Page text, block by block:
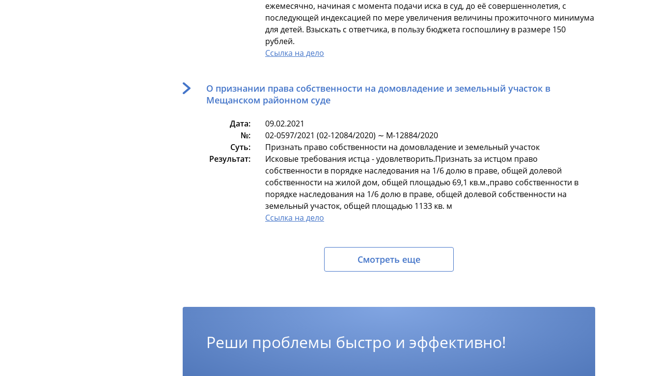
ежемесячно, начиная с момента подачи иска в суд, до её совершеннолетия, с
последующей индексацией по мере увеличения величины прожиточного минимума
для детей. Взыскать с ответчика, в пользу бюджета госпошлину в размере 150
рублей.
Ссылка на дело
О признании права собственности на домовладение и земельный участок в
Мещанском районном суде
Дата:
09.02.2021
№:
02-0597/2021 (02-12084/2020) ∼ М-12884/2020
Суть:
Признать право собственности на домовладение и земельный участок
Результат:
Исковые требования истца - удовлетворить.Признать за истцом право
собственности в порядке наследования на 1/6 долю в праве, общей долевой
собственности на жилой дом, общей площадью 69,1 кв.м.,право собственности в
порядке наследования на 1/6 долю в праве, общей долевой собственности на
земельный участок, общей площадью 1133 кв. м
Ссылка на дело
Смотреть еще
Реши проблемы быстро и эффективно!